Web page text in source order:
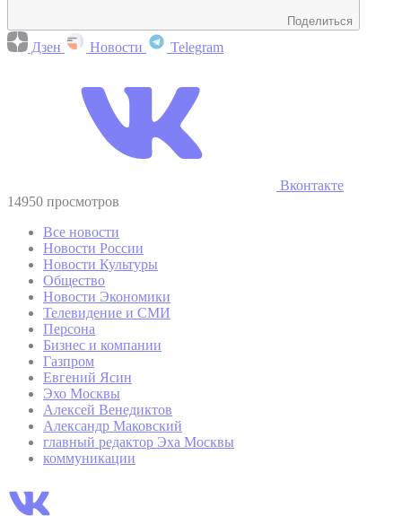
Поделиться
Дзен Новости Telegram
Вконтакте
14950 просмотров
Все новости
Новости России
Новости Культуры
Общество
Новости Экономики
Телевидение и СМИ
Персона
Бизнес и компании
Газпром
Евгений Ясин
Эхо Москвы
Алексей Венедиктов
Александр Маковский
главный редактор Эха Москвы
коммуникации